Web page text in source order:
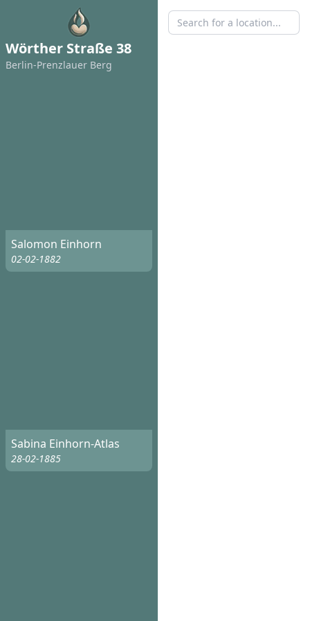
Wörther Straße 38
Berlin-Prenzlauer Berg
Salomon Einhorn
02-02-1882
Sabina Einhorn-Atlas
28-02-1885